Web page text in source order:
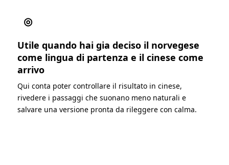
◎
Utile quando hai gia deciso il norvegese
come lingua di partenza e il cinese come
arrivo
Qui conta poter controllare il risultato in cinese,
rivedere i passaggi che suonano meno naturali e
salvare una versione pronta da rileggere con calma.